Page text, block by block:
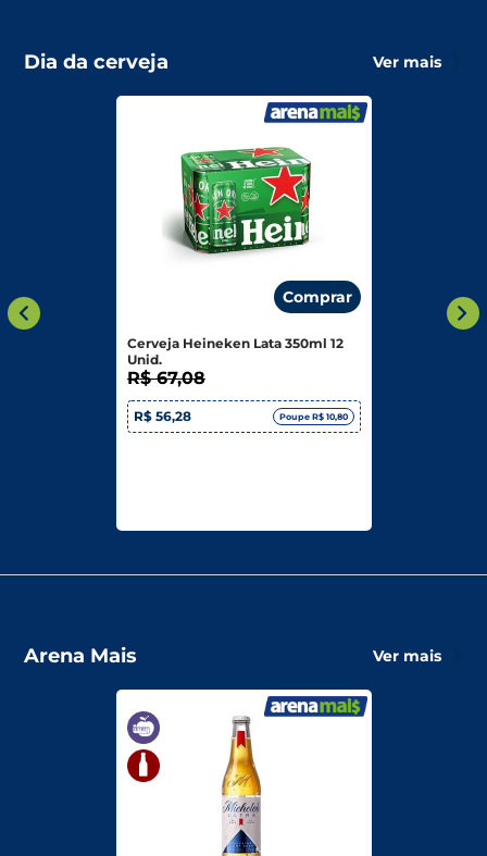
Dia da cerveja Ver mais
Comprar
Cerveja Heineken Lata 350ml 12
Unid.
R$ 67,08
R$ 56,28 Poupe R$ 10,80
Arena Mais Ver mais